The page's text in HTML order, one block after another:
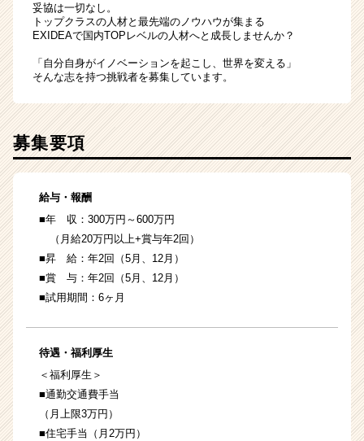
妥協は一切なし。
トップクラスの人材と最先端のノウハウが集まる
EXIDEAで国内TOPレベルの人材へと成長しませんか？
「自分自身がイノベーションを起こし、世界を変える」
そんな志を持つ挑戦者を募集しています。
募集要項
給与・報酬
■年 収：300万円～600万円
（月給20万円以上+賞与年2回）
■昇 給：年2回（5月、12月）
■賞 与：年2回（5月、12月）
■試用期間：6ヶ月
待遇・福利厚生
＜福利厚生＞
■通勤交通費手当
（月上限3万円）
■住宅手当（月2万円）